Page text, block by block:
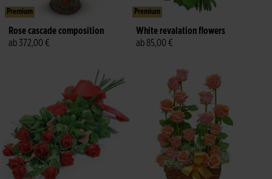
Premium
Rose cascade composition
ab 372,00 €
Premium
White revalation flowers
ab 85,00 €